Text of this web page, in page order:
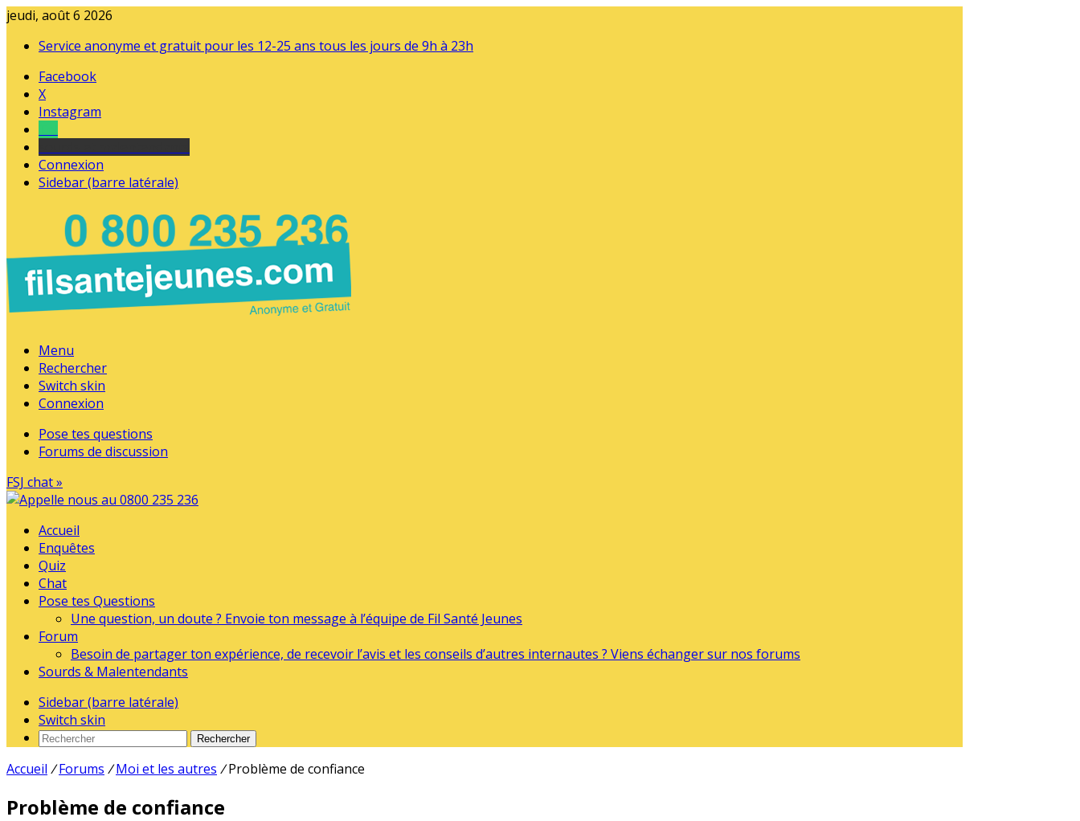
jeudi, août 6 2026
Service anonyme et gratuit pour les 12-25 ans tous les jours de 9h à 23h
Facebook
X
Instagram
Connexion
Sidebar (barre latérale)
Menu
Rechercher
Switch skin
Connexion
Pose tes questions
Forums de discussion
FSJ chat »
Accueil
Enquêtes
Quiz
Chat
Pose tes Questions
Une question, un doute ? Envoie ton message à l’équipe de Fil Santé Jeunes
Forum
Besoin de partager ton expérience, de recevoir l’avis et les conseils d’autres internautes ? Viens échanger sur nos forums
Sourds & Malentendants
Sidebar (barre latérale)
Switch skin
Rechercher
Accueil / Forums / Moi et les autres / Problème de confiance
Problème de confiance